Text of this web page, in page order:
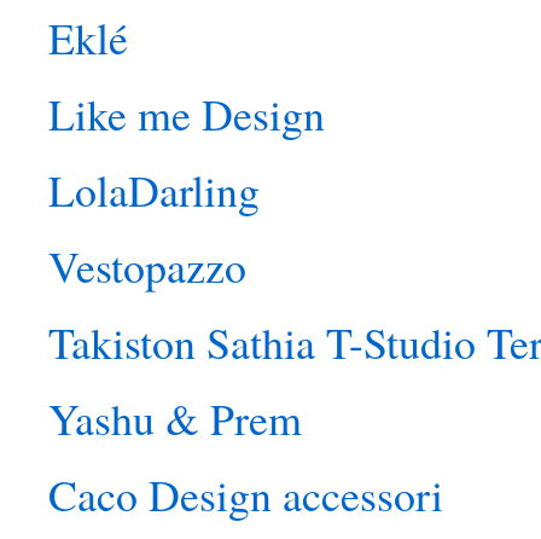
Eklé
Like me Design
LolaDarling
Vestopazzo
Takiston Sathia T-Studio
Yashu & Prem
Caco Design accessori